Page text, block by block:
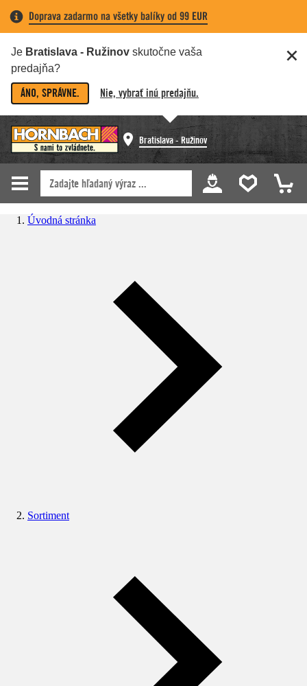
Doprava zadarmo na všetky balíky od 99 EUR
Je Bratislava - Ružinov skutočne vaša
predajňa?
ÁNO, SPRÁVNE. Nie, vybrať inú predajňu.
Bratislava - Ružinov
Úvodná stránka
Sortiment